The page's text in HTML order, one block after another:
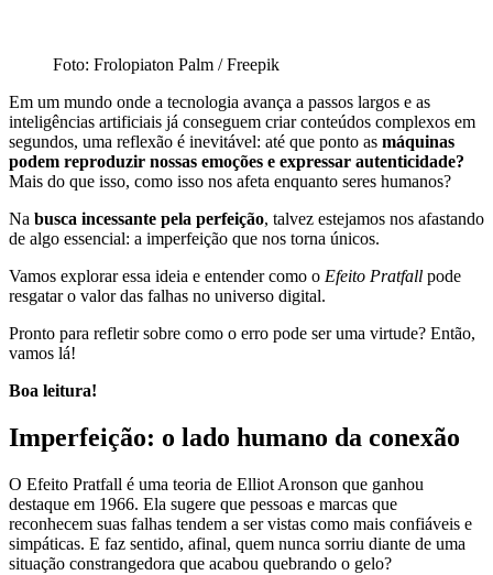
Foto: Frolopiaton Palm / Freepik
Em um mundo onde a tecnologia avança a passos largos e as
inteligências artificiais já conseguem criar conteúdos complexos em
segundos, uma reflexão é inevitável: até que ponto as máquinas
podem reproduzir nossas emoções e expressar autenticidade?
Mais do que isso, como isso nos afeta enquanto seres humanos?
Na busca incessante pela perfeição, talvez estejamos nos afastando
de algo essencial: a imperfeição que nos torna únicos.
Vamos explorar essa ideia e entender como o Efeito Pratfall pode
resgatar o valor das falhas no universo digital.
Pronto para refletir sobre como o erro pode ser uma virtude? Então,
vamos lá!
Boa leitura!
Imperfeição: o lado humano da conexão
O Efeito Pratfall é uma teoria de Elliot Aronson que ganhou
destaque em 1966. Ela sugere que pessoas e marcas que
reconhecem suas falhas tendem a ser vistas como mais confiáveis e
simpáticas. E faz sentido, afinal, quem nunca sorriu diante de uma
situação constrangedora que acabou quebrando o gelo?